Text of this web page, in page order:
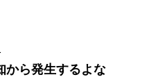
から発生するよな